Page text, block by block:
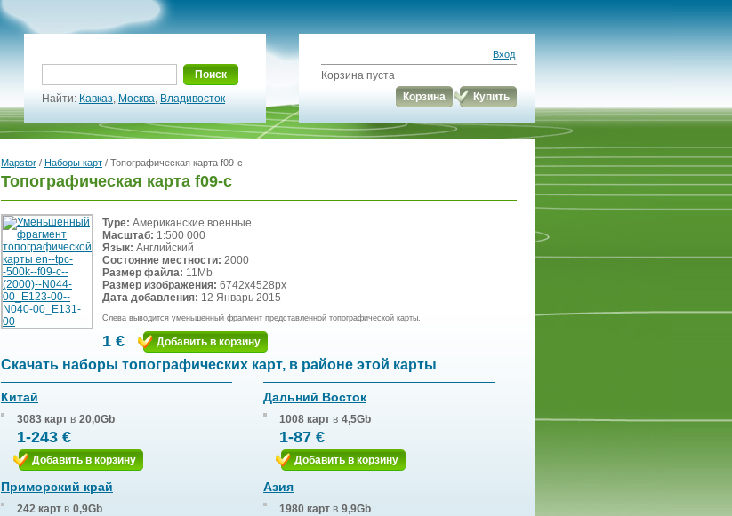
Поиск
Найти: Кавказ, Москва, Владивосток
Вход
Корзина пуста
Корзина
Купить
Mapstor / Наборы карт / Топографическая карта f09-c
Топографическая карта f09-c
Type: Американские военные
Масштаб: 1:500 000
Язык: Английский
Состояние местности: 2000
Размер файла: 11Mb
Размер изображения: 6742x4528px
Дата добавления: 12 Январь 2015
Слева выводится уменьшенный фрагмент представленной топографической карты.
1 € Добавить в корзину
Скачать наборы топографических карт, в районе этой карты
Китай
3083 карт в 20,0Gb
1-243 €
Добавить в корзину
Дальний Восток
1008 карт в 4,5Gb
1-87 €
Добавить в корзину
Приморский край
242 карт в 0,9Gb
Азия
1980 карт в 9,9Gb